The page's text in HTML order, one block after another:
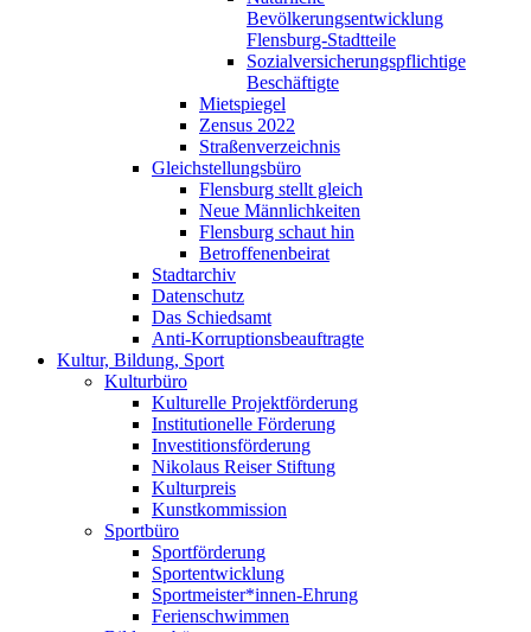
Bevölkerungsentwicklung
Flensburg-Stadtteile
Sozialversicherungspflichtige
Beschäftigte
Mietspiegel
Zensus 2022
Straßenverzeichnis
Gleichstellungsbüro
Flensburg stellt gleich
Neue Männlichkeiten
Flensburg schaut hin
Betroffenenbeirat
Stadtarchiv
Datenschutz
Das Schiedsamt
Anti-Korruptionsbeauftragte
Kultur, Bildung, Sport
Kulturbüro
Kulturelle Projektförderung
Institutionelle Förderung
Investitionsförderung
Nikolaus Reiser Stiftung
Kulturpreis
Kunstkommission
Sportbüro
Sportförderung
Sportentwicklung
Sportmeister*innen-Ehrung
Ferienschwimmen